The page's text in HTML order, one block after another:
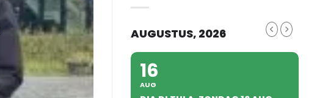
AUGUSTUS, 2026
16
AUG